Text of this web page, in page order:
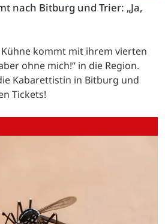
nach Bitburg und Trier: „Ja,
kommt mit ihrem vierten
ohne mich!“ in die Region.
Kabarettistin in Bitburg und
Tickets!